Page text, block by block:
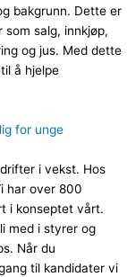
bakgrunn. Dette er
salg, innkjøp,
og jus. Med dette
å hjelpe
for unge
i vekst. Hos
har over 800
i konseptet vårt.
med i styrer og
Når du
til kandidater vi